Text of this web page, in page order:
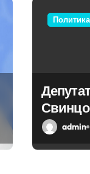
Политика
admin